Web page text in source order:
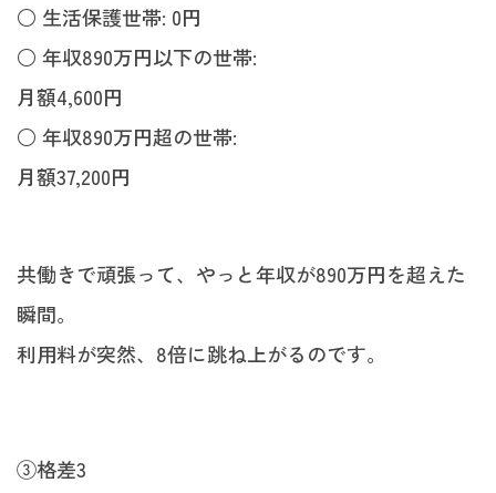
○ 生活保護世帯: 0円
○ 年収890万円以下の世帯:
月額4,600円
○ 年収890万円超の世帯:
月額37,200円
共働きで頑張って、やっと年収が890万円を超えた
瞬間。
利用料が突然、8倍に跳ね上がるのです。
③格差3